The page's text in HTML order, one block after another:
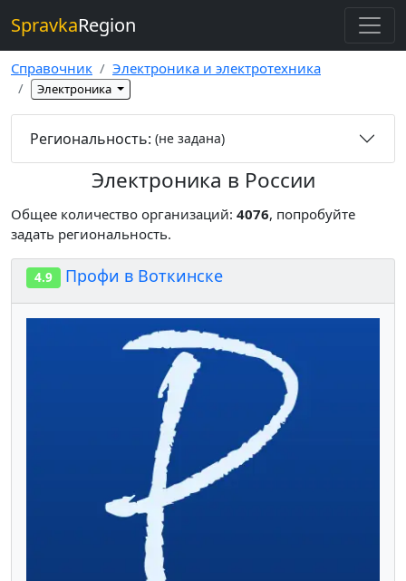
SpravkaRegion
Справочник Электроника и электротехника
Электроника
Региональность: (не задана)
Электроника в России
Общее количество организаций: 4076, попробуйте
задать региональность.
4.9 Профи в Воткинске